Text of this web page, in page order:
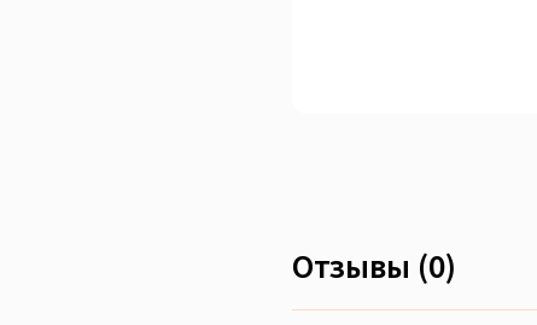
Отзывы (0)